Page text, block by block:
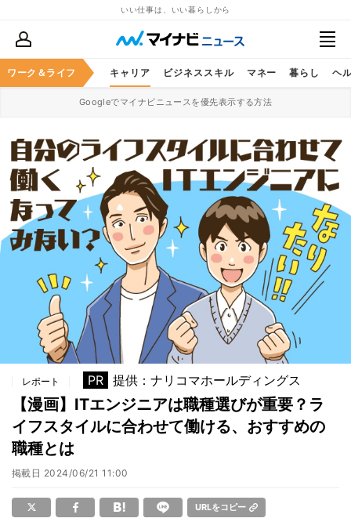
いい仕事は、いい暮らしから
ワーク＆ライフ キャリア ビジネススキル マネー 暮らし ヘ
Googleでマイナビニュースを優先表示する方法
レポート PR 提供：ナリコマホールディングス
【漫画】ITエンジニアは職種選びが重要？ラ
イフスタイルに合わせて働ける、おすすめの
職種とは
掲載日 2024/06/21 11:00
URLをコピー